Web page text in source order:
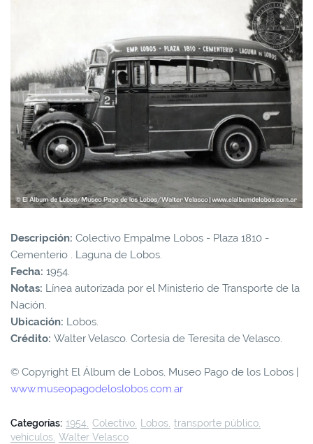
Descripción: Colectivo Empalme Lobos - Plaza 1810 -
Cementerio . Laguna de Lobos.
Fecha: 1954.
Notas: Línea autorizada por el Ministerio de Transporte de la
Nación.
Ubicación: Lobos.
Crédito: Walter Velasco. Cortesía de Teresita de Velasco.
© Copyright El Álbum de Lobos, Museo Pago de los Lobos |
www.museopagodeloslobos.com.ar
Categorías: 1954 Colectivo Lobos transporte público
vehículos Walter Velasco